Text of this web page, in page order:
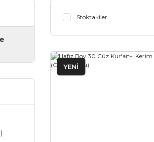
Stoktakiler
YENİ